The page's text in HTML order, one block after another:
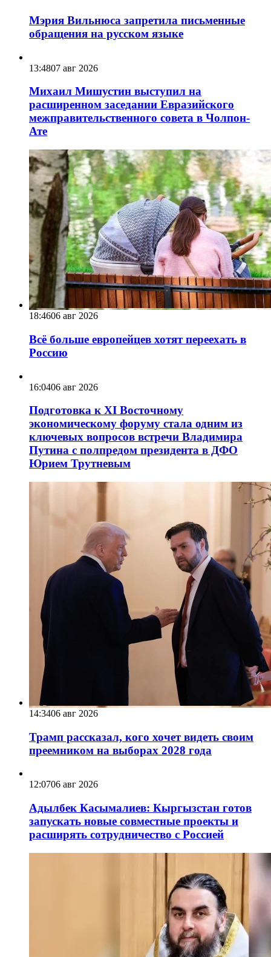
Мэрия Вильнюса запретила письменные
обращения на русском языке
13:4807 авг 2026
Михаил Мишустин выступил на
расширенном заседании Евразийского
межправительственного совета в Чолпон-
Ате
18:4606 авг 2026
Всё больше европейцев хотят переехать в
Россию
16:0406 авг 2026
Подготовка к XI Восточному
экономическому форуму стала одним из
ключевых вопросов встречи Владимира
Путина с полпредом президента в ДФО
Юрием Трутневым
14:3406 авг 2026
Трамп рассказал, кого хочет видеть своим
преемником на выборах 2028 года
12:0706 авг 2026
Адылбек Касымалиев: Кыргызстан готов
запускать новые совместные проекты и
расширять сотрудничество с Россией